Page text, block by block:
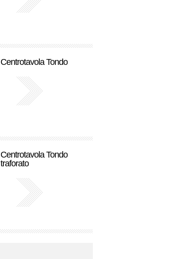
Centrotavola Tondo
Centrotavola Tondo
traforato